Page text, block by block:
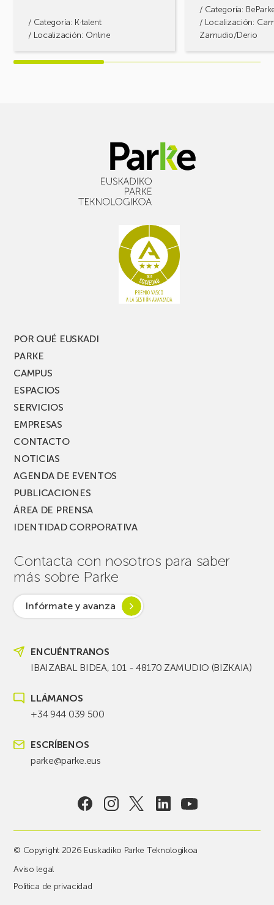
/ Categoría: K·talent
/ Localización: Online
/ Categoría:
/ Localización:
Zamudio/Derio
POR QUÉ EUSKADI
PARKE
CAMPUS
ESPACIOS
SERVICIOS
EMPRESAS
CONTACTO
NOTICIAS
AGENDA DE EVENTOS
PUBLICACIONES
ÁREA DE PRENSA
IDENTIDAD CORPORATIVA
Contacta con nosotros para saber
más sobre Parke
Infórmate y avanza
ENCUÉNTRANOS
IBAIZABAL BIDEA, 101 - 48170 ZAMUDIO (BIZKAIA)
LLÁMANOS
+34 944 039 500
ESCRÍBENOS
parke@parke.eus
© Copyright 2026 Euskadiko Parke Teknologikoa
Aviso legal
Política de privacidad